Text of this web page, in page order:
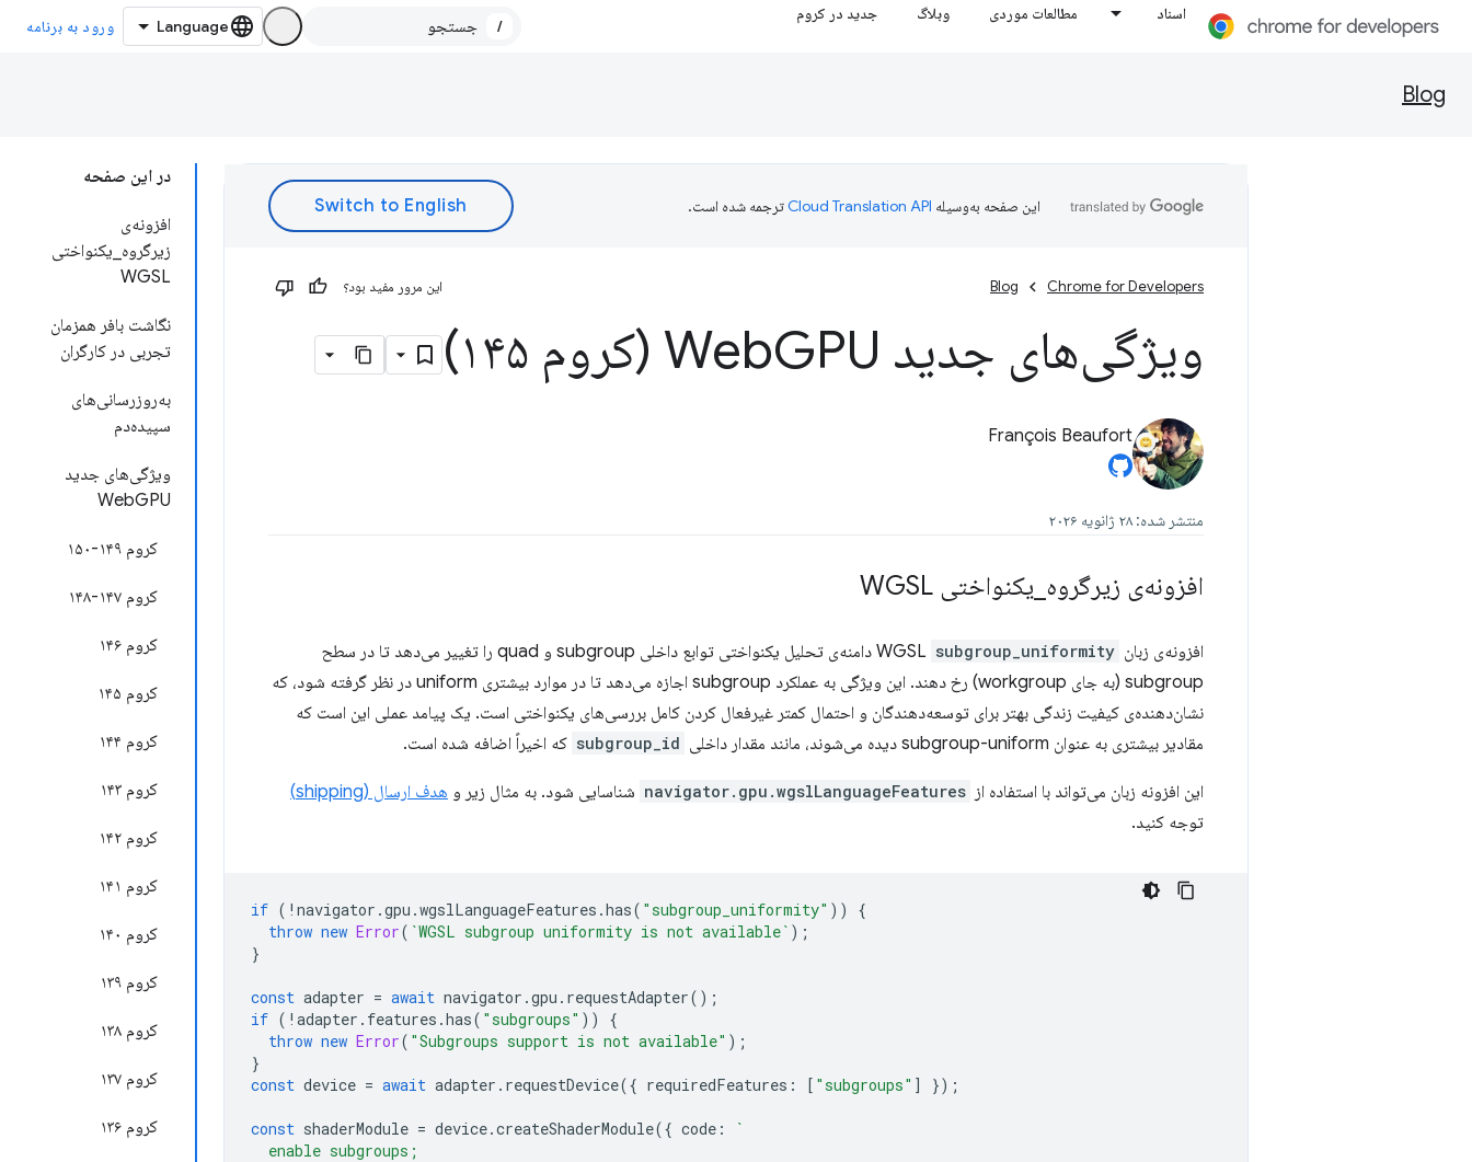
اسناد مطالعات موردی وبلاگ جدید در کروم
/ ورود به برنامه
Blog
در این صفحه
افزونه‌ی
زیرگروه_یکنواختی
WGSL
نگاشت بافر همزمان
تجربی در کارگران
به‌روزرسانی‌های
سپیده‌دم
ویژگی‌های جدید
WebGPU
کروم ۱۴۹-۱۵۰
کروم ۱۴۷-۱۴۸
کروم ۱۴۶
کروم ۱۴۵
کروم ۱۴۴
کروم ۱۴۳
کروم ۱۴۲
کروم ۱۴۱
کروم ۱۴۰
کروم ۱۳۹
کروم ۱۳۸
کروم ۱۳۷
کروم ۱۳۶
این صفحه به‌وسیله ترجمه شده است.
Chrome for Developers
Blog این مرور مفید بود؟
ویژگی‌های جدید Web GPU (کروم ۱۴۵)
François Beaufort
منتشر شده: ۲۸ ژانویه ۲۰۲۶
افزونه‌ی زیرگروه یکنواختی WGSL
افزونه‌ی زبان WGSL subgroup_uniformity
دامنه‌ی تحلیل یکنواختی توابع داخلی subgroup و quad را تغییر می‌دهد تا در سطح
subgroup (به جای workgroup) رخ دهند. این ویژگی به عملکرد subgroup اجازه می‌دهد تا در موارد بیشتری uniform در نظر گرفته شود، که
نشان‌دهنده‌ی کیفیت زندگی بهتر برای توسعه‌دهندگان و احتمال کمتر غیرفعال کردن کامل بررسی‌های یکنواختی است. یک پیامد عملی این است که
مقادیر بیشتری به عنوان subgroup-uniform دیده می‌شوند، مانند مقدار داخلی
subgroup_id که اخیراً اضافه شده است.
این افزونه زبان می‌تواند با استفاده از navigator.gpu.wgslLanguageFeatures شناسایی شود. به مثال زیر و هدف ارسال (shipping)
توجه کنید.
if ( ! navigator .gpu .wgslLanguageFeatures .has( "subgroup_uniformity" ))
{
throw new Error( `WGSL subgroup uniformity is not available` );
}
const adapter = await navigator .gpu . requestAdapter();
if ( ! adapter . features .has( "subgroups" ))
{
throw new Error( "Subgroups support is not available" );
}
const device = await adapter . requestDevice({ requiredFeatures : [ "subgroups" ] });
const shaderModule = device.createShaderModule({ code :
`
  enable subgroups;